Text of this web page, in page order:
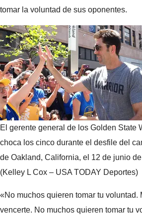
tomar la voluntad de sus oponentes.
El gerente general de los Golden State
choca los cinco durante el desfile del
de Oakland, California, el 12 de junio
(Kelley L Cox – USA TODAY Deportes)
«No muchos quieren tomar tu voluntad.
vencerte. No muchos quieren tomar tu